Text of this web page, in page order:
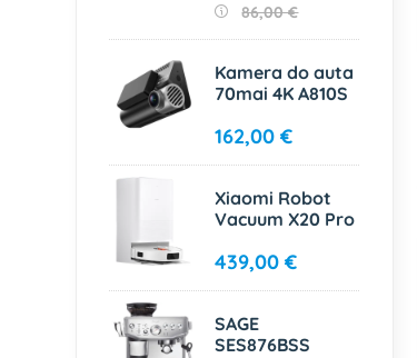
86,00 €
Kamera do auta
70mai 4K A810S
162,00 €
Xiaomi Robot
Vacuum X20 Pro
439,00 €
SAGE
SES876BSS